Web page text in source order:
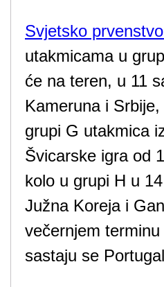
Svjetsko
utakmicama u
će na teren, u 11
Kameruna i
grupi G utakmica
Švicarske igra od
kolo u grupi H u
Južna Koreja i
večernjem
sastaju se